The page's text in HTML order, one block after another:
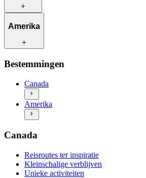
Reisroutes ter inspiratie
Unieke activiteiten
Ontdek Canada
Beste reistijd
Vluchten & Tussenstops
Autorijden in Canada
Praktische informatie
Meer info & inspiratie
Amerika
Reisroutes ter inspiratie
Kleinschalige verblijven
Unieke activiteiten
Ontdek Amerika
Beste reistijd
Vluchten & Tussenstops
Praktische informatie
Bestemmingen
Canada
Amerika
Canada
Reisroutes ter inspiratie
Kleinschalige verblijven
Unieke activiteiten